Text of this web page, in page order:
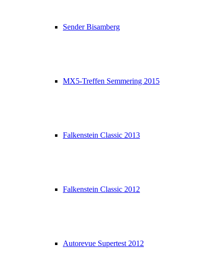
Sender Bisamberg
MX5-Treffen Semmering 2015
Falkenstein Classic 2013
Falkenstein Classic 2012
Autorevue Supertest 2012